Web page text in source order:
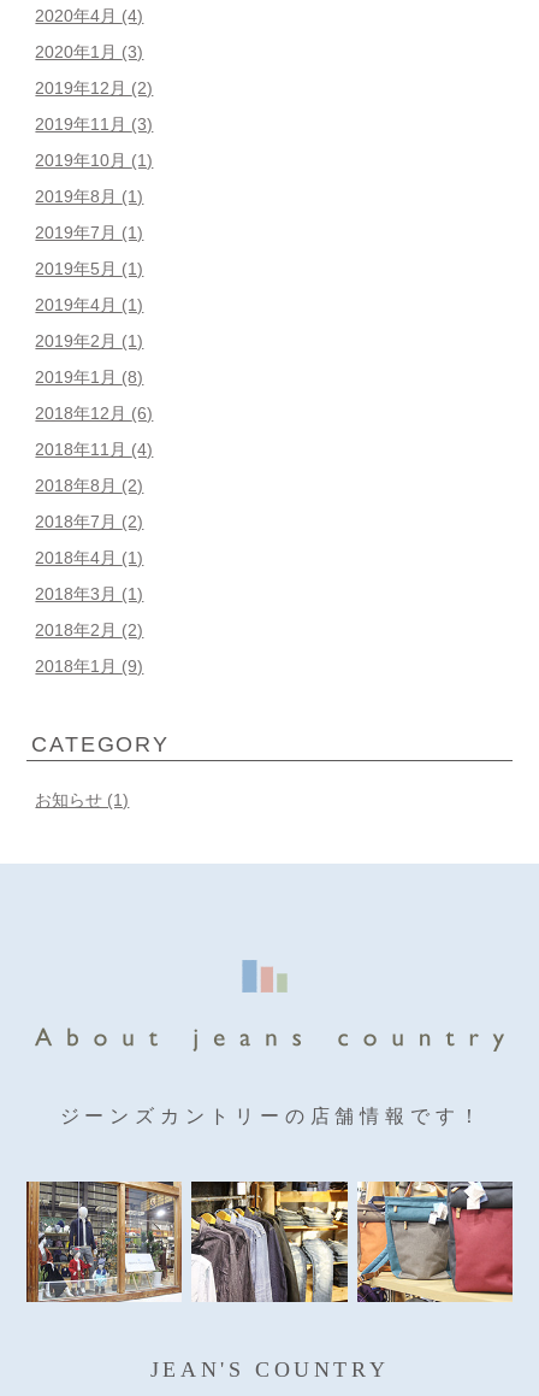
2020年4月 (4)
2020年1月 (3)
2019年12月 (2)
2019年11月 (3)
2019年10月 (1)
2019年8月 (1)
2019年7月 (1)
2019年5月 (1)
2019年4月 (1)
2019年2月 (1)
2019年1月 (8)
2018年12月 (6)
2018年11月 (4)
2018年8月 (2)
2018年7月 (2)
2018年4月 (1)
2018年3月 (1)
2018年2月 (2)
2018年1月 (9)
CATEGORY
お知らせ (1)
ジーンズカントリーの店舗情報です！
JEAN'S COUNTRY